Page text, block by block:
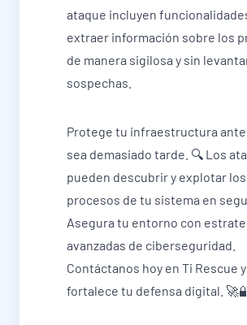
ataque incluyen
extraer información sobre los
de manera sigilosa y sin
sospechas.
Protege tu infraestructura
sea demasiado tarde. 🔍 Los
pueden descubrir y explotar los
procesos de tu sistema en
Asegura tu entorno con
avanzadas de ciberseguridad.
Contáctanos hoy en Ti Rescue y
fortalece tu defensa digital.